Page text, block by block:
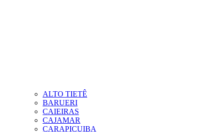
ALTO TIETÊ
BARUERI
CAIEIRAS
CAJAMAR
CARAPICUIBA